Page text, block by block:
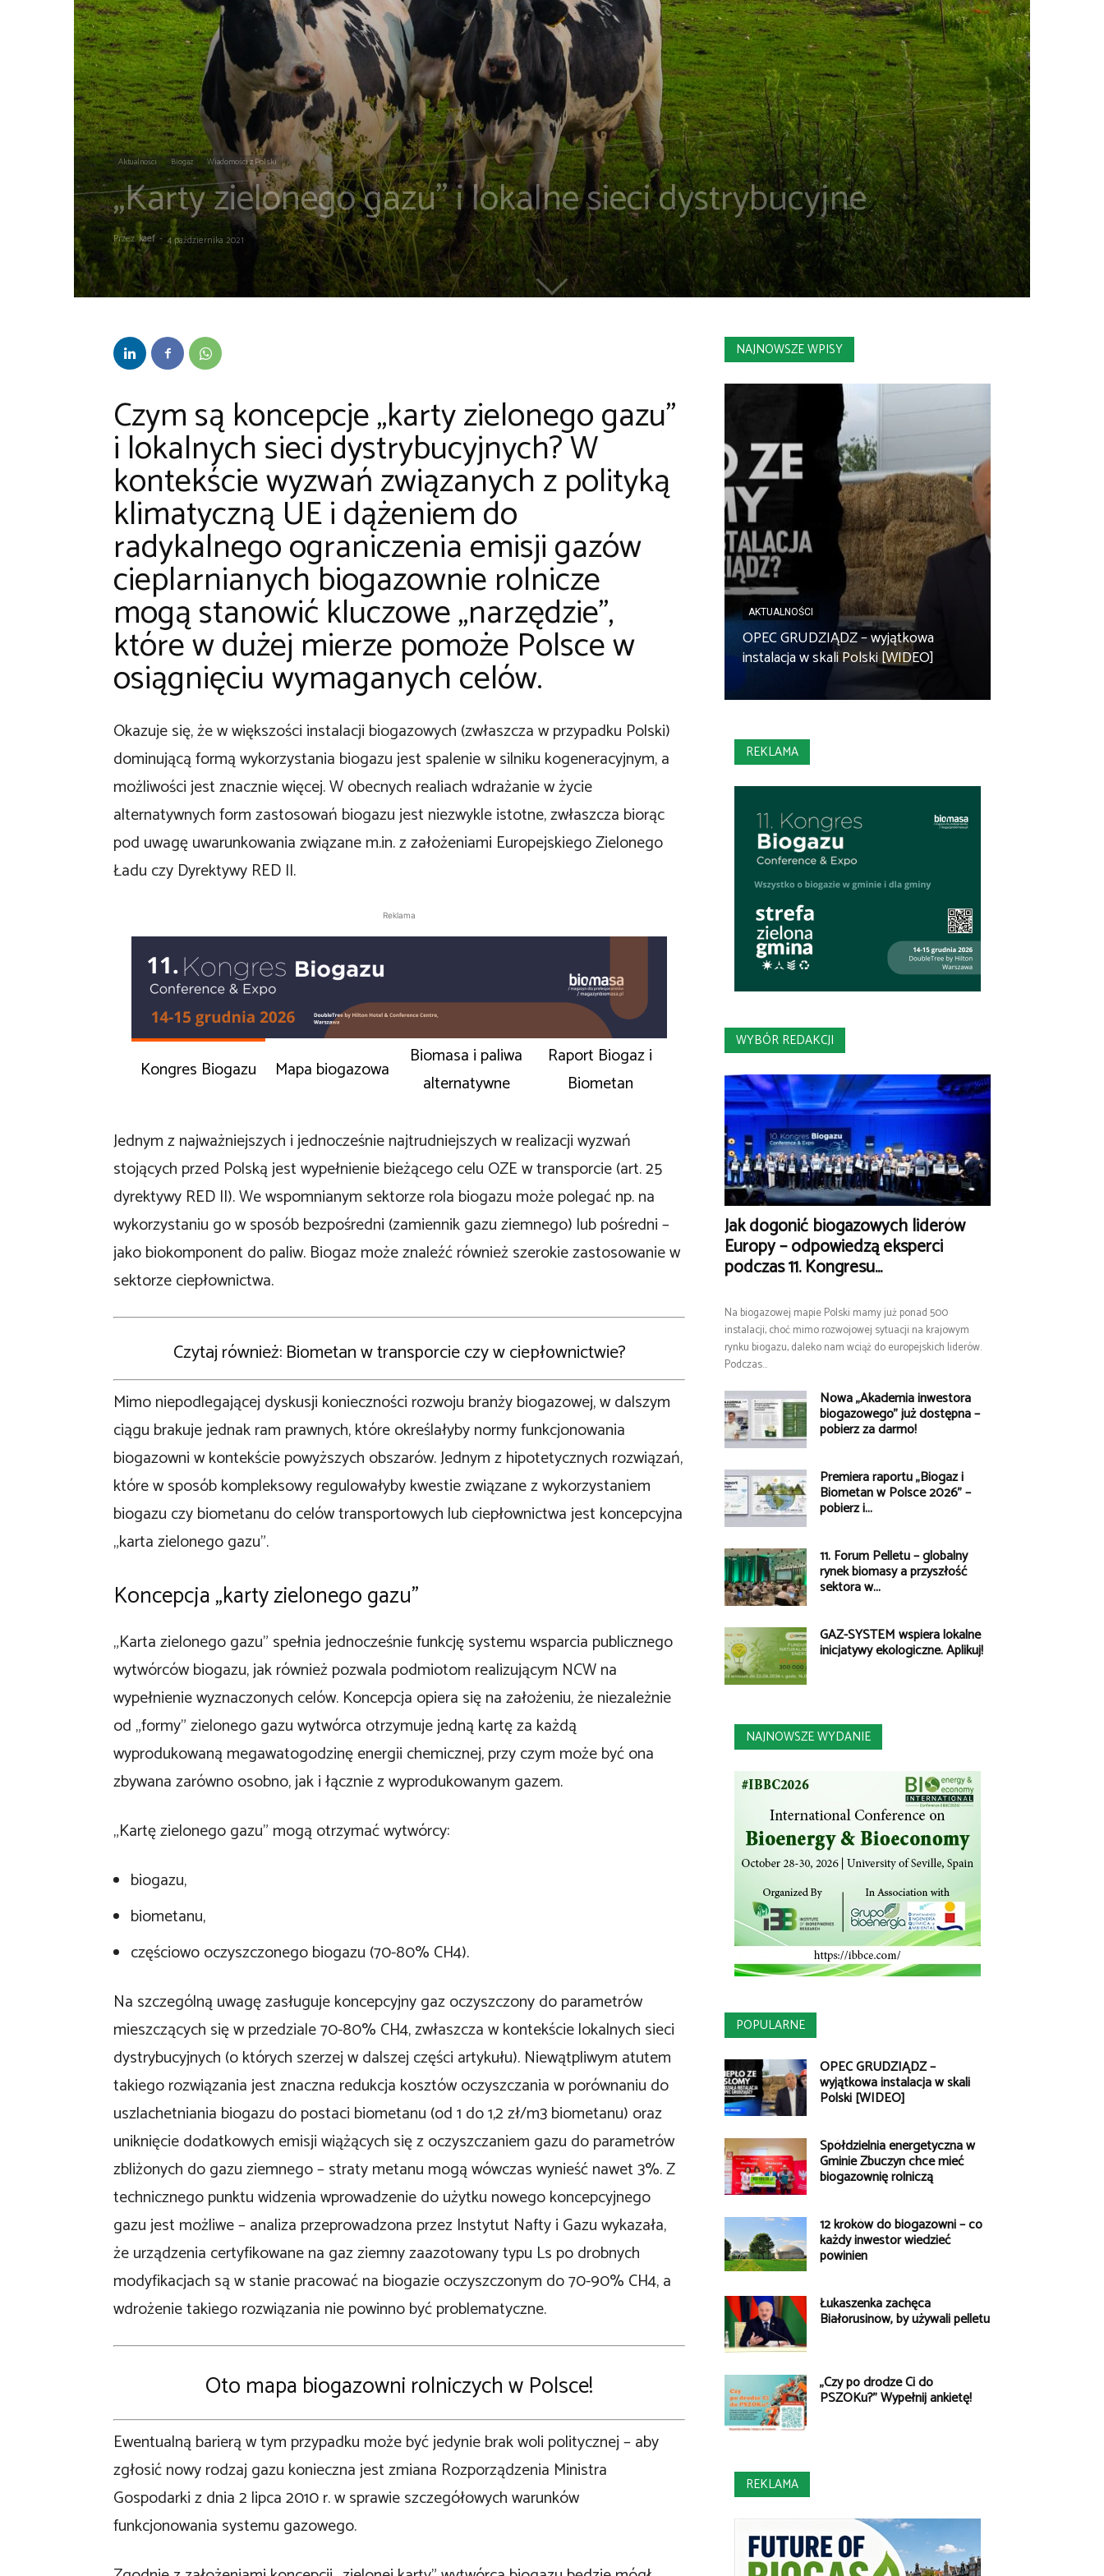
Aktualności Biogaz Wiadomości z Polski
„Karty zielonego gazu” i lokalne sieci dystrybucyjne
Przez kaef - 4 października 2021
Czym są koncepcje „karty zielonego gazu”
i lokalnych sieci dystrybucyjnych? W
kontekście wyzwań związanych z polityką
klimatyczną UE i dążeniem do
radykalnego ograniczenia emisji gazów
cieplarnianych biogazownie rolnicze
mogą stanowić kluczowe „narzędzie”,
które w dużej mierze pomoże Polsce w
osiągnięciu wymaganych celów.
Okazuje się, że w większości instalacji biogazowych (zwłaszcza w przypadku Polski)
dominującą formą wykorzystania biogazu jest spalenie w silniku kogeneracyjnym, a
możliwości jest znacznie więcej. W obecnych realiach wdrażanie w życie
alternatywnych form zastosowań biogazu jest niezwykle istotne, zwłaszcza biorąc
pod uwagę uwarunkowania związane m.in. z założeniami Europejskiego Zielonego
Ładu czy Dyrektywy RED II.
Reklama
Kongres Biogazu Mapa biogazowa
Biomasa i paliwa
alternatywne
Raport Biogaz i
Biometan
Jednym z najważniejszych i jednocześnie najtrudniejszych w realizacji wyzwań
stojących przed Polską jest wypełnienie bieżącego celu OZE w transporcie (art. 25
dyrektywy RED II). We wspomnianym sektorze rola biogazu może polegać np. na
wykorzystaniu go w sposób bezpośredni (zamiennik gazu ziemnego) lub pośredni –
jako biokomponent do paliw. Biogaz może znaleźć również szerokie zastosowanie w
sektorze ciepłownictwa.
Czytaj również:Biometan w transporcie czy w ciepłownictwie?
Mimo niepodlegającej dyskusji konieczności rozwoju branży biogazowej, w dalszym
ciągu brakuje jednak ram prawnych, które określałyby normy funkcjonowania
biogazowni w kontekście powyższych obszarów. Jednym z hipotetycznych rozwiązań,
które w sposób kompleksowy regulowałyby kwestie związane z wykorzystaniem
biogazu czy biometanu do celów transportowych lub ciepłownictwa jest koncepcyjna
„karta zielonego gazu”.
Koncepcja „karty zielonego gazu”
„Karta zielonego gazu” spełnia jednocześnie funkcję systemu wsparcia publicznego
wytwórców biogazu, jak również pozwala podmiotom realizującym NCW na
wypełnienie wyznaczonych celów. Koncepcja opiera się na założeniu, że niezależnie
od „formy” zielonego gazu wytwórca otrzymuje jedną kartę za każdą
wyprodukowaną megawatogodzinę energii chemicznej, przy czym może być ona
zbywana zarówno osobno, jak i łącznie z wyprodukowanym gazem.
„Kartę zielonego gazu” mogą otrzymać wytwórcy:
biogazu,
biometanu,
częściowo oczyszczonego biogazu (70-80% CH4).
Na szczególną uwagę zasługuje koncepcyjny gaz oczyszczony do parametrów
mieszczących się w przedziale 70-80% CH4, zwłaszcza w kontekście lokalnych sieci
dystrybucyjnych (o których szerzej w dalszej części artykułu). Niewątpliwym atutem
takiego rozwiązania jest znaczna redukcja kosztów oczyszczania w porównaniu do
uszlachetniania biogazu do postaci biometanu (od 1 do 1,2 zł/m3 biometanu) oraz
uniknięcie dodatkowych emisji wiążących się z oczyszczaniem gazu do parametrów
zbliżonych do gazu ziemnego – straty metanu mogą wówczas wynieść nawet 3%. Z
technicznego punktu widzenia wprowadzenie do użytku nowego koncepcyjnego
gazu jest możliwe – analiza przeprowadzona przez Instytut Nafty i Gazu wykazała,
że urządzenia certyfikowane na gaz ziemny zaazotowany typu Ls po drobnych
modyfikacjach są w stanie pracować na biogazie oczyszczonym do 70-90% CH4, a
wdrożenie takiego rozwiązania nie powinno być problematyczne.
Oto mapa biogazowni rolniczych w Polsce!
Ewentualną barierą w tym przypadku może być jedynie brak woli politycznej – aby
zgłosić nowy rodzaj gazu konieczna jest zmiana Rozporządzenia Ministra
Gospodarki z dnia 2 lipca 2010 r. w sprawie szczegółowych warunków
funkcjonowania systemu gazowego.
NAJNOWSZE WPISY
AKTUALNOŚCI
OPEC GRUDZIĄDZ – wyjątkowa
instalacja w skali Polski [WIDEO]
REKLAMA
WYBÓR REDAKCJI
Jak dogonić biogazowych liderów
Europy – odpowiedzą eksperci
podczas 11. Kongresu...
Na biogazowej mapie Polski mamy już ponad 500
instalacji, choć mimo rozwojowej sytuacji na krajowym
rynku biogazu, daleko nam wciąż do europejskich liderów.
Podczas...
Nowa „Akademia inwestora
biogazowego” już dostępna –
pobierz za darmo!
Premiera raportu „Biogaz i
Biometan w Polsce 2026” –
pobierz i...
11. Forum Pelletu – globalny
rynek biomasy a przyszłość
sektora w...
GAZ-SYSTEM wspiera lokalne
inicjatywy ekologiczne. Aplikuj!
NAJNOWSZE WYDANIE
POPULARNE
OPEC GRUDZIĄDZ –
wyjątkowa instalacja w skali
Polski [WIDEO]
Spółdzielnia energetyczna w
Gminie Zbuczyn chce mieć
biogazownię rolniczą
12 kroków do biogazowni – co
każdy inwestor wiedzieć
powinien
Łukaszenka zachęca
Białorusinów, by używali pelletu
„Czy po drodze Ci do
PSZOKu?” Wypełnij ankietę!
REKLAMA